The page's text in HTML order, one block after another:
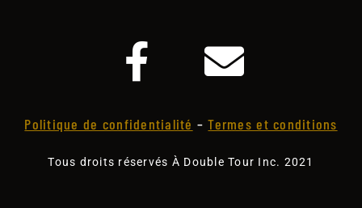
Politique de confidentialité –Termes et conditions
Tous droits réservés À Double Tour Inc. 2021